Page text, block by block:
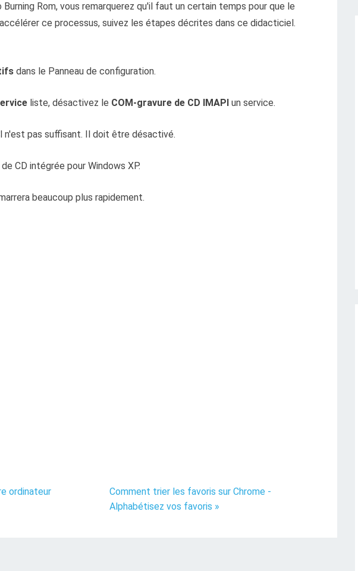
Rom, vous remarquerez qu'il faut un certain temps pour que le
ce processus, suivez les étapes décrites dans ce didacticiel.
dans le Panneau de configuration.
liste, désactivez le COM-gravure de CD IMAPI un service.
n'est pas suffisant. Il doit être désactivé.
CD intégrée pour Windows XP.
beaucoup plus rapidement.
ordinateur
Comment trier les favoris sur Chrome -
Alphabétisez vos favoris »